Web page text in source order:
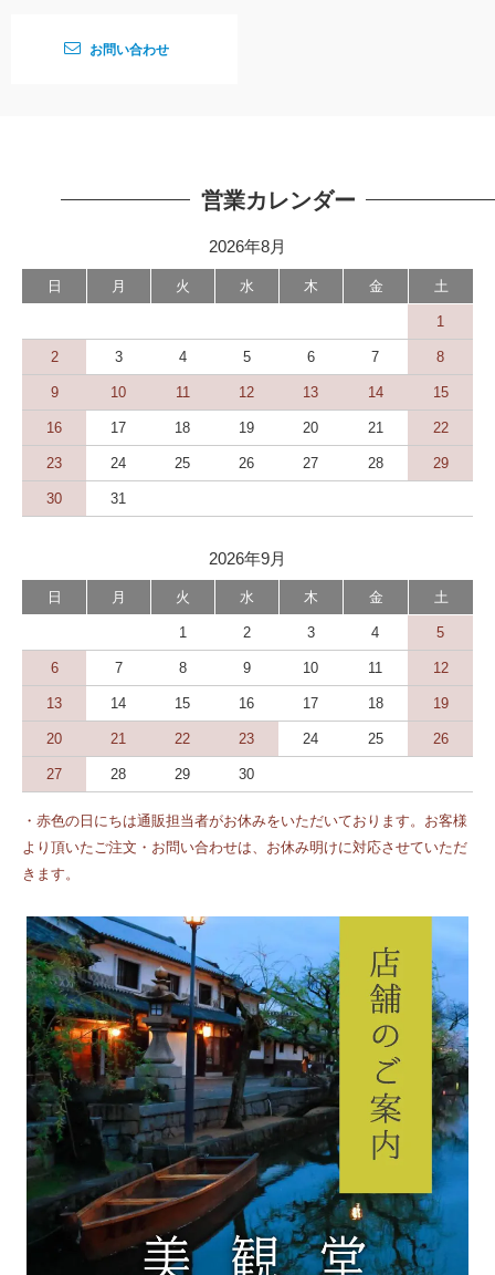
お問い合わせ
営業カレンダー
2026年8月
日 月 火 水 木 金 土
1
2 3 4 5 6 7 8
9 10 11 12 13 14 15
16 17 18 19 20 21 22
23 24 25 26 27 28 29
30 31
2026年9月
日 月 火 水 木 金 土
1 2 3 4 5
6 7 8 9 10 11 12
13 14 15 16 17 18 19
20 21 22 23 24 25 26
27 28 29 30
・赤色の日にちは通販担当者がお休みをいただいております。お客様
より頂いたご注文・お問い合わせは、お休み明けに対応させていただ
きます。